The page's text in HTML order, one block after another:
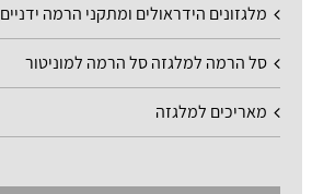
מלגזונים הידראולים ומתקני הרמה ידניים
סל הרמה למלגזה סל הרמה למוניטור
מאריכים למלגזה